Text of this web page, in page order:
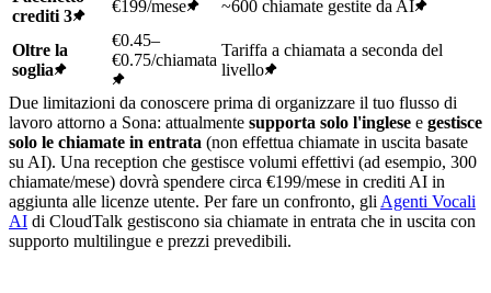
crediti 3
€199/mese ~600 chiamate gestite da AI
Oltre la
soglia
€0.45–
€0.75/chiamata
Tariffa a chiamata a seconda del
livello
Due limitazioni da conoscere prima di organizzare il tuo flusso di
lavoro attorno a Sona: attualmente supporta solo l'inglese e gestisce
solo le chiamate in entrata (non effettua chiamate in uscita basate
su AI). Una reception che gestisce volumi effettivi (ad esempio, 300
chiamate/mese) dovrà spendere circa €199/mese in crediti AI in
aggiunta alle licenze utente. Per fare un confronto, gli Agenti Vocali
AI di CloudTalk gestiscono sia chiamate in entrata che in uscita con
supporto multilingue e prezzi prevedibili.